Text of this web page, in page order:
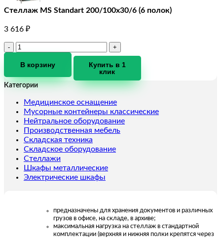
Стеллаж MS Standart 200/100х30/6 (6 полок)
3 616 ₽
Количество
Стеллаж
Standart
(6
полок)
В корзину
Купить в 1
клик
Категории
Медицинское оснащение
Мусорные контейнеры классические
Нейтральное оборудование
Производственная мебель
Складская техника
Складское оборудование
Стеллажи
Шкафы металлические
Электрические шкафы
предназначены для хранения документов и различных
грузов в офисе, на складе, в архиве;
максимальная нагрузка на стеллаж в стандартной
комплектации (верхняя и нижняя полки крепятся через